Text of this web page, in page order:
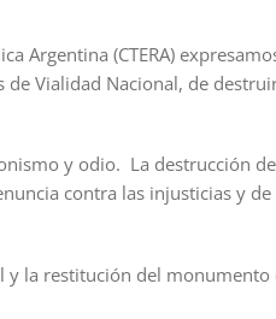
Argentina (CTERA)
Vialidad Nacional, de
y odio. La destrucción
contra las injusticias y
y la restitución del monumento